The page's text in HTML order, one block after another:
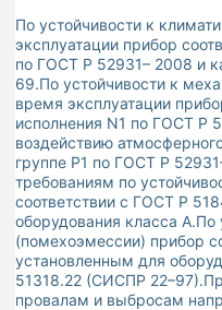
По устойчивости к
эксплуатации прибор
по ГОСТ Р 52931– 2008 и
69.По устойчивости к
время эксплуатации
исполнения N1 по ГОСТ Р
воздействию
группе Р1 по ГОСТ Р
требованиям по
соответствии с ГОСТ Р
оборудования класса
(помехоэмессии) прибор
установленным для
51318.22 (СИСПР
провалам и выбросам